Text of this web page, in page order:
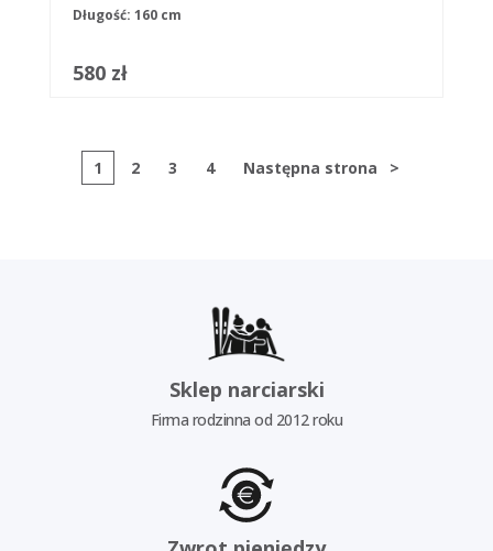
Długość: 160 cm
580 zł
1 2 3 4 Następna strona >
Sklep narciarski
Firma rodzinna od 2012 roku